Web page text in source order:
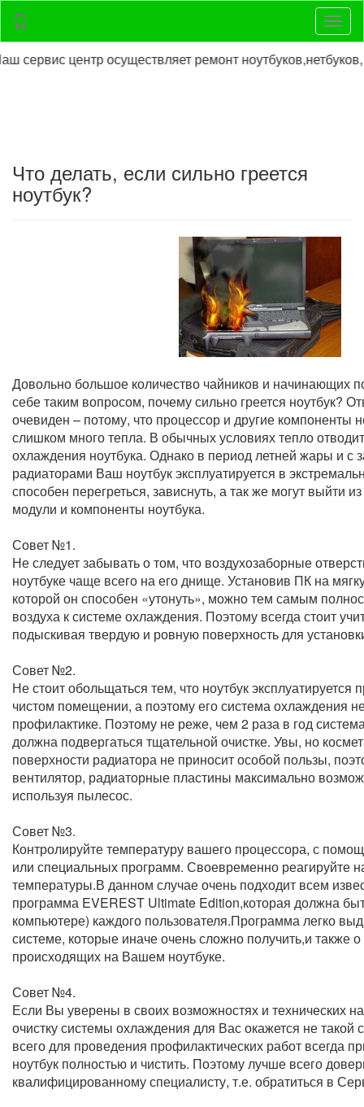
центр осуществляет ремонт ноутбуков,нетбуков,
Что делать, если сильно греется
ноутбук?
Довольно большое количество чайников и начинающих
себе таким вопросом, почему сильно греется ноутбук?
очевиден – потому, что процессор и другие компоненты
слишком много тепла. В обычных условиях тепло
охлаждения ноутбука. Однако в период летней жары и с
радиаторами Ваш ноутбук эксплуатируется в
способен перегреться, зависнуть, а так же могут выйти
модули и компоненты ноутбука.
Совет №1.
Не следует забывать о том, что воздухозаборные
ноутбуке чаще всего на его днище. Установив ПК на
которой он способен «утонуть», можно тем самым
воздуха к системе охлаждения. Поэтому всегда стоит
подыскивая твердую и ровную поверхность для
Совет №2.
Не стоит обольщаться тем, что ноутбук
чистом помещении, а поэтому его система охлаждения
профилактике. Поэтому не реже, чем 2 раза в год
должна подвергаться тщательной очистке. Увы, но
поверхности радиатора не приносит особой пользы,
вентилятор, радиаторные пластины максимально
используя пылесос.
Совет №3.
Контролируйте температуру вашего процессора, с
или специальных программ. Своевременно реагируйте
температуры.В данном случае очень подходит всем
программа EVEREST Ultimate Edition,которая должна
компьютере) каждого пользователя.Программа легко
системе, которые иначе очень сложно получить,и также
происходящих на Вашем ноутбуке.
Совет №4.
Если Вы уверены в своих возможностях и технических
очистку системы охлаждения для Вас окажется не
всего для проведения профилактических работ всегда
ноутбук полностью и чистить. Поэтому лучше всего
квалифицированному специалисту, т.е. обратиться в